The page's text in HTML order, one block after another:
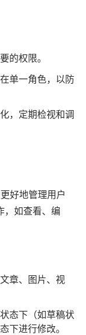
的权限。
单一角色，以防
，定期检视和调
好地管理用户
，如查看、编
章、图片、视
态下（如草稿状
下进行修改。